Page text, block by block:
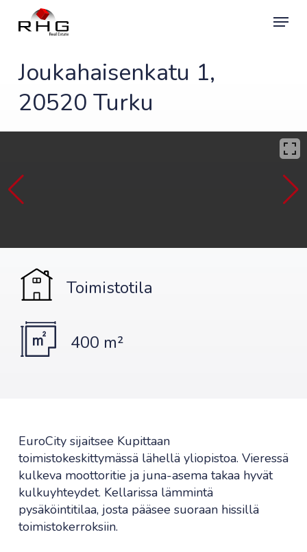
Menu
Joukahaisenkatu 1,
20520 Turku
Toimistotila
400 m²
EuroCity sijaitsee Kupittaan
toimistokeskittymässä lähellä yliopistoa. Vieressä
kulkeva moottoritie ja juna-asema takaa hyvät
kulkuyhteydet. Kellarissa lämmintä
pysäköintitilaa, josta pääsee suoraan hissillä
toimistokerroksiin.